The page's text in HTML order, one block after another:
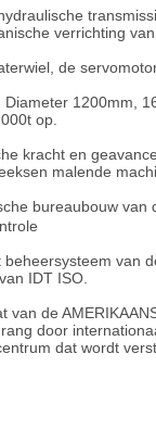
verrichting
de
Diameter 1200mm,
op.
kracht en
malende
bureaubouw van
van
IDT ISO.
van de
door
dat wordt